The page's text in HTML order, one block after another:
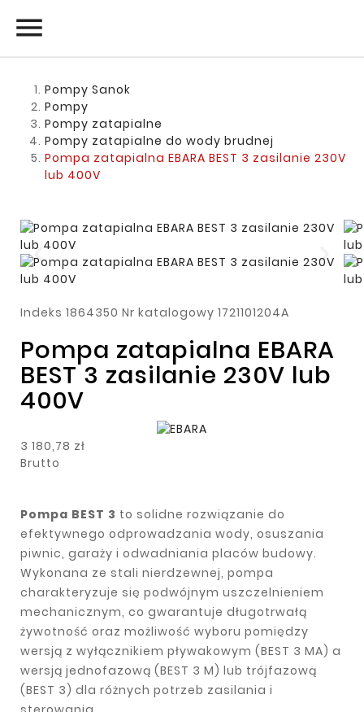

Pompy Sanok
Pompy
Pompy zatapialne
Pompy zatapialne do wody brudnej
Pompa zatapialna EBARA BEST 3 zasilanie 230V
lub 400V
Indeks 1864350 Nr katalogowy 1721101204A
Pompa zatapialna EBARA
BEST 3 zasilanie 230V lub
400V
3 180,78 zł
Brutto
Pompa BEST 3 to solidne rozwiązanie do
efektywnego odprowadzania wody, osuszania
piwnic, garaży i odwadniania placów budowy.
Wykonana ze stali nierdzewnej, pompa
charakteryzuje się podwójnym uszczelnieniem
mechanicznym, co gwarantuje długotrwałą
żywotność oraz możliwość wyboru pomiędzy
wersją z wyłącznikiem pływakowym (BEST 3 MA) a
wersją jednofazową (BEST 3 M) lub trójfazową
(BEST 3) dla różnych potrzeb zasilania i